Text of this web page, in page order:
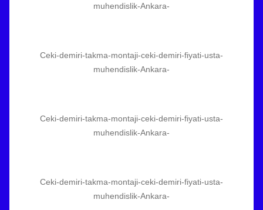
muhendislik-Ankara-
Ceki-demiri-takma-montaji-ceki-demiri-fiyati-usta-
muhendislik-Ankara-
Ceki-demiri-takma-montaji-ceki-demiri-fiyati-usta-
muhendislik-Ankara-
Ceki-demiri-takma-montaji-ceki-demiri-fiyati-usta-
muhendislik-Ankara-